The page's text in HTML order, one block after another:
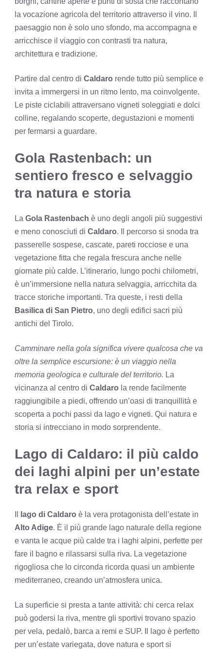
la vocazione agricola del territorio attraverso il vino. Il
paesaggio non è solo uno sfondo, ma accompagna e
arricchisce il viaggio con contrasti tra natura,
architettura e tradizione.
Partire dal centro di Caldaro rende tutto più semplice e
invita a immergersi in un ritmo lento, ma coinvolgente.
Le piste ciclabili attraversano vigneti soleggiati e dolci
colline, regalando scoperte, degustazioni e momenti
per fermarsi a guardare.
Gola Rastenbach: un
sentiero fresco e selvaggio
tra natura e storia
La Gola Rastenbach è uno degli angoli più suggestivi
e meno conosciuti di Caldaro. Il percorso si snoda tra
passerelle sospese, cascate, pareti rocciose e una
vegetazione fitta che regala frescura anche nelle
giornate più calde. L’itinerario, lungo pochi chilometri,
è un’immersione nella natura selvaggia, arricchita da
tracce storiche importanti. Tra queste, i resti della
Basilica di San Pietro, uno degli edifici sacri più
antichi del Tirolo.
Camminare nella gola significa vivere qualcosa che va
oltre la semplice escursione: è un viaggio nella
memoria geologica e culturale del territorio. La
vicinanza al centro di Caldaro la rende facilmente
raggiungibile a piedi, offrendo un’oasi di tranquillità e
scoperta a pochi passi da lago e vigneti. Qui natura e
storia si intrecciano in modo sorprendente.
Lago di Caldaro: il più caldo
dei laghi alpini per un’estate
tra relax e sport
lago di Caldaro è la vera protagonista dell’estate in
Alto Adige. È il più grande lago naturale della regione
e vanta le acque più calde tra i laghi alpini, perfette per
fare il bagno e rilassarsi sulla riva. La vegetazione
rigogliosa che lo circonda ricorda quasi un ambiente
mediterraneo, creando un’atmosfera unica.
La superficie si presta a tante attività: chi cerca relax
può godersi la riva, mentre gli sportivi trovano spazio
per vela, pedalò, barca a remi e SUP. Il lago è perfetto
per un’estate variegata, dove natura e sport si